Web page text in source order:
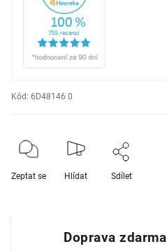
Kód: 6D48146 0
Zeptat se Hlídat Sdílet
Doprava zdarma